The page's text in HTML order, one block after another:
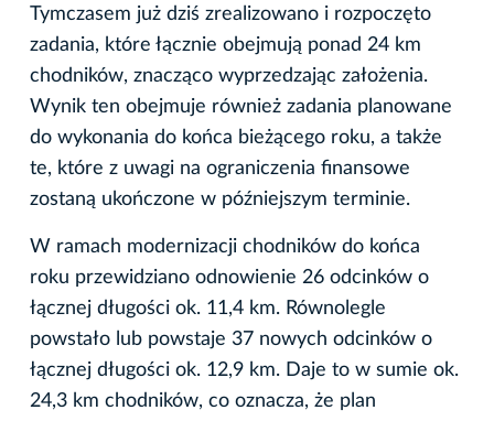
Tymczasem już dziś zrealizowano i rozpoczęto
zadania, które łącznie obejmują ponad 24 km
chodników, znacząco wyprzedzając założenia.
Wynik ten obejmuje również zadania planowane
do wykonania do końca bieżącego roku, a także
te, które z uwagi na ograniczenia finansowe
zostaną ukończone w późniejszym terminie.
W ramach modernizacji chodników do końca
roku przewidziano odnowienie 26 odcinków o
łącznej długości ok. 11,4 km. Równolegle
powstało lub powstaje 37 nowych odcinków o
łącznej długości ok. 12,9 km. Daje to w sumie ok.
24,3 km chodników, co oznacza, że plan